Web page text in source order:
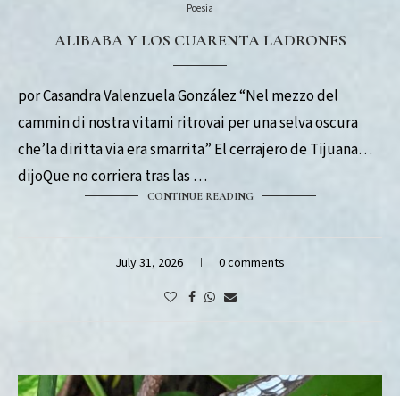
Poesía
ALIBABA Y LOS CUARENTA LADRONES
por Casandra Valenzuela González “Nel mezzo del
cammin di nostra vitami ritrovai per una selva oscura
che’la diritta via era smarrita” El cerrajero de Tijuana
dijoQue no corriera tras las …
CONTINUE READING
July 31, 2026 0 comments